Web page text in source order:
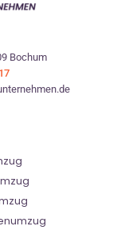
Bochum